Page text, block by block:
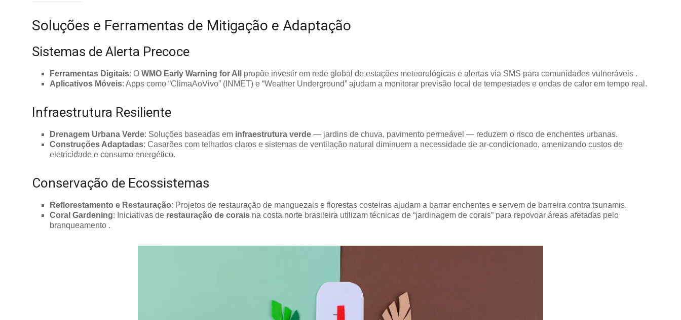
Soluções e Ferramentas de Mitigação e Adaptação
Sistemas de Alerta Precoce
Ferramentas Digitais: O WMO Early Warning for All
propõe investir em rede global de estações meteorológicas e alertas via SMS para comunidades vulneráveis .
Aplicativos Móveis: Apps como “ClimaAoVivo” (INMET) e “Weather Underground” ajudam a monitorar previsão local de tempestades e ondas de calor em tempo real.
Infraestrutura Resiliente
Drenagem Urbana Verde: Soluções baseadas em infraestrutura verde — jardins de chuva, pavimento permeável — reduzem o risco de enchentes urbanas.
Construções Adaptadas: Casarões com telhados claros e sistemas de ventilação natural diminuem a necessidade de ar-condicionado, amenizando custos de
eletricidade e consumo energético.
Conservação de Ecossistemas
Reflorestamento e Restauração: Projetos de restauração de manguezais e florestas costeiras ajudam a barrar enchentes e servem de barreira contra tsunamis.
Coral Gardening: Iniciativas de restauração de corais na costa norte brasileira utilizam técnicas de “jardinagem de corais” para repovoar áreas afetadas pelo
branqueamento .